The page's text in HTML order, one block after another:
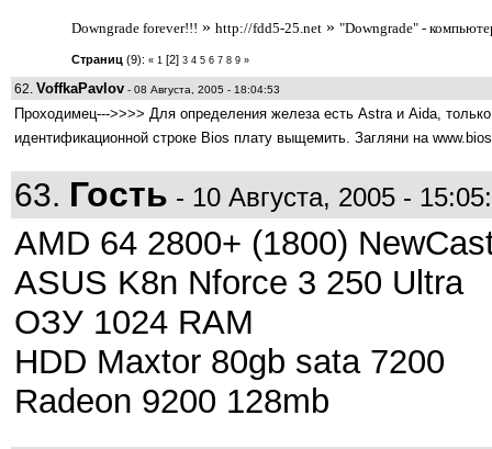
Downgrade forever!!! » http://fdd5-25.net» "Downgrade" -
Страниц (9): « 1 [2] 3 4 5 6 7 8 9 »
62. VoffkaPavlov - 08 Августа, 2005 - 18:04:53
Проходимец--->>>> Для определения железа есть Astra и Aida,
идентификационной строке Bios плату выщемить. Загляни на
63. Гость - 10 Августа, 2005 -
AMD 64 2800+ (1800)
ASUS K8n Nforce 3 250 Ultra
ОЗУ 1024 RAM
HDD Maxtor 80gb sata 7200
Radeon 9200 128mb